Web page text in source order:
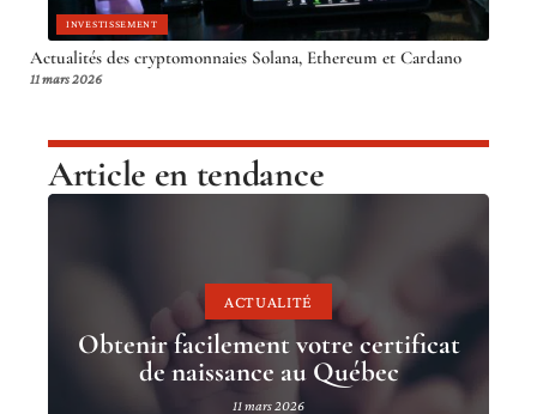
INVESTISSEMENT
Actualités des cryptomonnaies Solana, Ethereum et Cardano
11 mars 2026
Article en tendance
ACTUALITÉ
Obtenir facilement votre certificat
de naissance au Québec
11 mars 2026